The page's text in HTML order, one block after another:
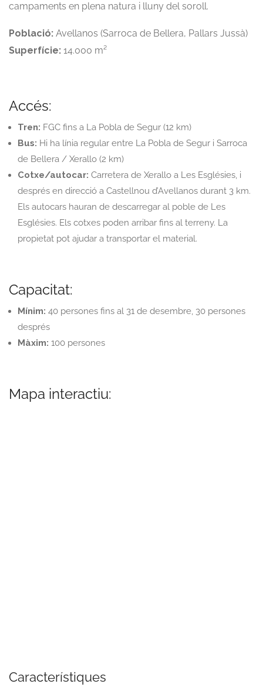
campaments en plena natura i lluny del soroll.
Població: Avellanos (Sarroca de Bellera, Pallars Jussà)
Superfície: 14.000 m²
Accés:
Tren: FGC fins a La Pobla de Segur (12 km)
Bus: Hi ha línia regular entre La Pobla de Segur i Sarroca
de Bellera / Xerallo (2 km)
Cotxe/autocar: Carretera de Xerallo a Les Esglésies, i
després en direcció a Castellnou d’Avellanos durant 3 km.
Els autocars hauran de descarregar al poble de Les
Esglésies. Els cotxes poden arribar fins al terreny. La
propietat pot ajudar a transportar el material.
Capacitat:
Mínim: 40 persones fins al 31 de desembre, 30 persones
després
Màxim: 100 persones
Mapa interactiu:
Característiques